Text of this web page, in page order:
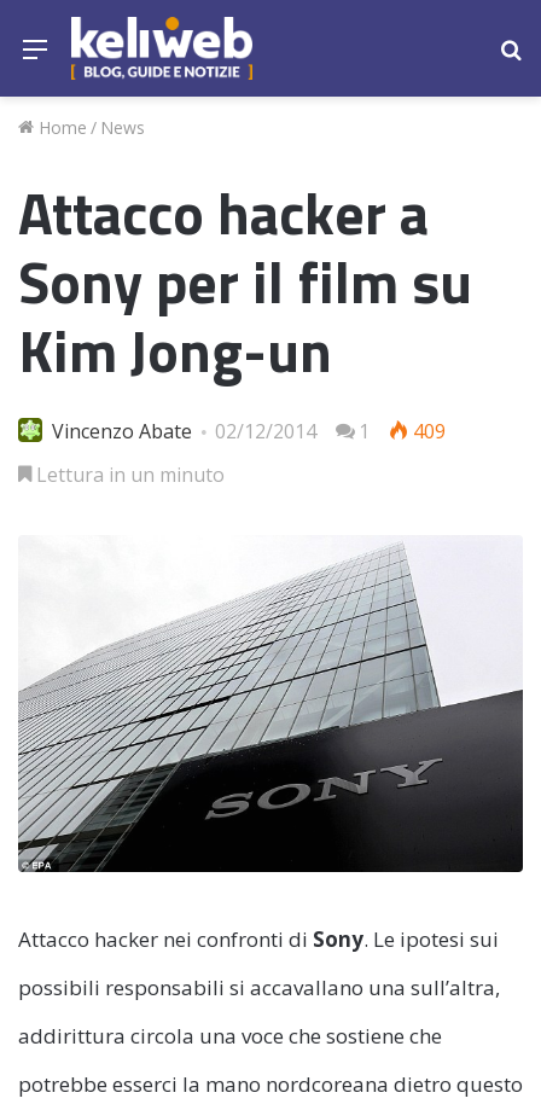
Menu
Home / News
Attacco hacker a
Sony per il film su
Kim Jong-un
Vincenzo Abate 02/12/2014 1
409
Lettura in un minuto
Attacco hacker nei confronti di Sony. Le ipotesi sui
possibili responsabili si accavallano una sull’altra,
addirittura circola una voce che sostiene che
potrebbe esserci la mano nordcoreana dietro questo